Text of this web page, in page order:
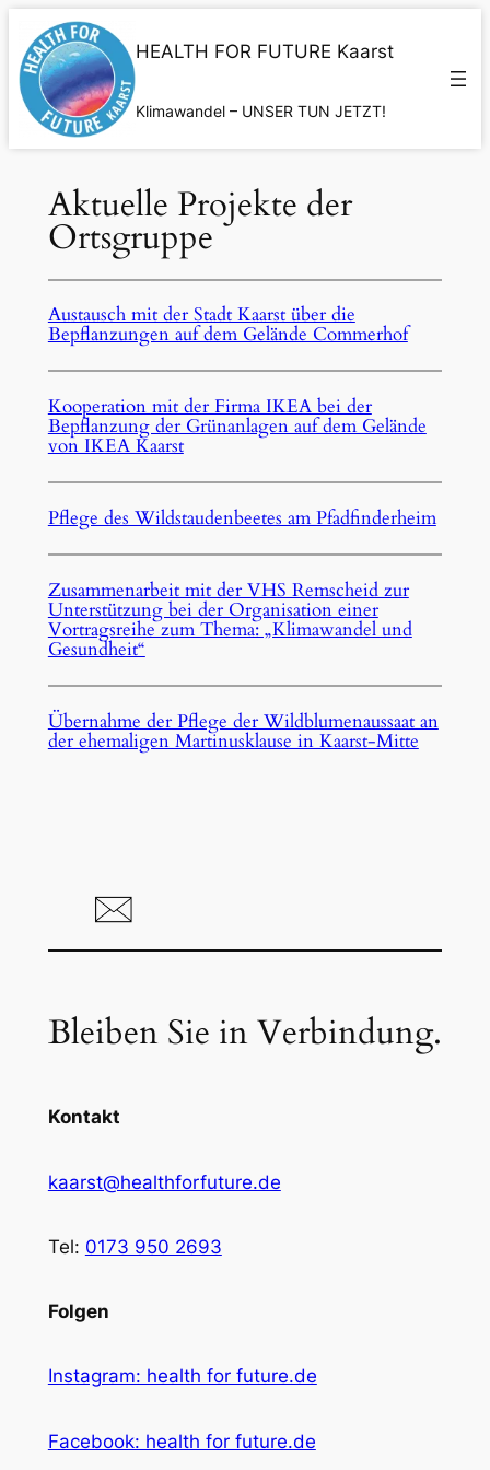
Inhalt
springen
HEALTH FOR FUTURE Kaarst
Klimawandel – UNSER TUN JETZT!
Aktuelle Projekte der
Ortsgruppe
Austausch mit der Stadt Kaarst über die
Bepflanzungen auf dem Gelände Commerhof
Kooperation mit der Firma IKEA bei der
Bepflanzung der Grünanlagen auf dem Gelände
von IKEA Kaarst
Pflege des Wildstaudenbeetes am Pfadfinderheim
Zusammenarbeit mit der VHS Remscheid zur
Unterstützung bei der Organisation einer
Vortragsreihe zum Thema: „Klimawandel und
Gesundheit“
Übernahme der Pflege der Wildblumenaussaat an
der ehemaligen Martinusklause in Kaarst-Mitte
Bleiben Sie in Verbindung.
Kontakt
kaarst@healthforfuture.de
Tel: 0173 950 2693
Folgen
Instagram: health for future.de
Facebook: health for future.de